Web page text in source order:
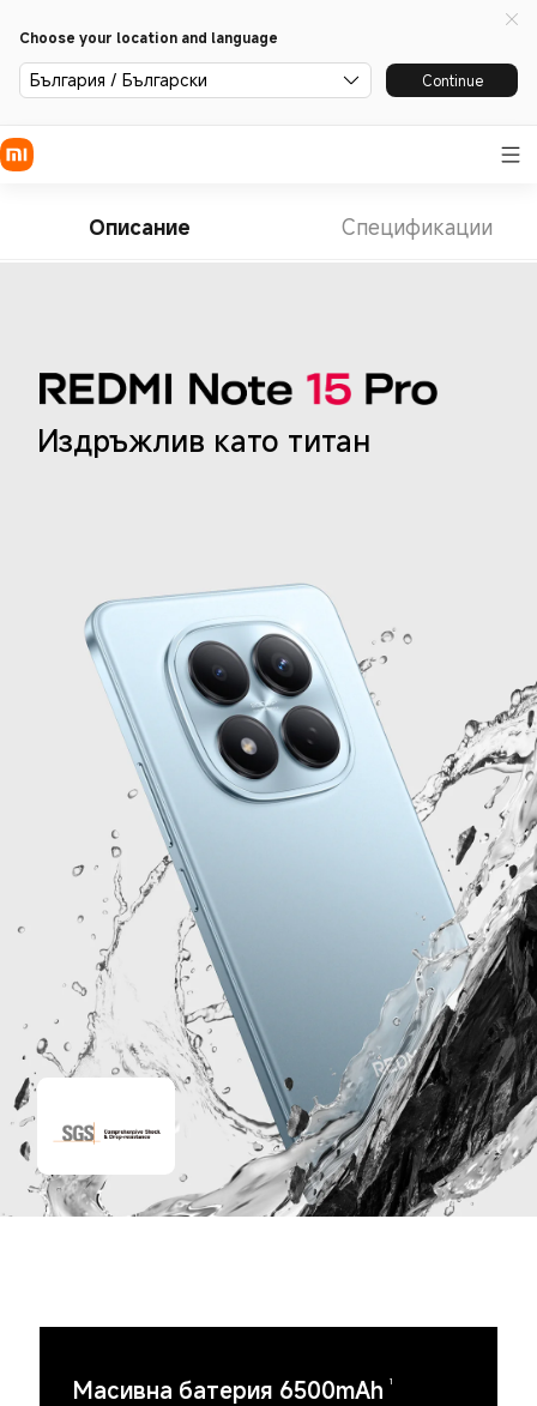
Choose your location and language
България / Български Continue
Описание Спецификации
Масивна батерия 6500mAh 1